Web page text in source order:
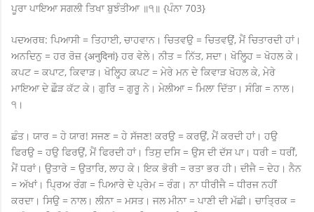
ਪੂਰਾ ਪਾਇਆ ਸਗਲੀ ਤਿਖਾ ਬੁਝੰਤੀਆ ॥੧॥ {ਪੰਨਾ 703}
ਪਦਅਰਥ: ਪਿਆਸੀ = ਤਿਹਾਈ, ਚਾਹਵਾਨ। ਚਿਤਵਉ = ਚਿਤਵਉਂ, ਮੈਂ ਚਿਤਾਰਦੀ ਹਾਂ।
ਅਨਦਿਨੁ = ਹਰ ਰੋਜ਼ {अनुदिनां} ਹਰ ਵੇਲੇ। ਨੀਤ = ਨਿੱਤ, ਸਦਾ। ਖੋਲ੍ਹ੍ਹਿ = ਖੋਹਲ ਕੇ।
ਕਪਟ = ਕਪਾਟ, ਕਿਵਾੜ। ਖੋਲ੍ਹ੍ਹਿ ਕਪਟ = ਮੇਰੇ ਮਨ ਦੇ ਕਿਵਾੜ ਖੋਹਲ ਕੇ, ਮੇਰੇ
ਮਾਇਆ ਦੇ ਛੌੜ ਕੱਟ ਕੇ। ਗੁਰਿ = ਗੁਰੂ ਨੇ। ਮੇਲੀਆ = ਮਿਲਾ ਦਿੱਤਾ। ਸੰਗਿ = ਨਾਲ।
੧।
ਛੰਤ। ਯਾਰ = ਹੇ ਯਾਰ! ਸਜਣ = ਹੇ ਸੱਜਣ! ਕਰਉ = ਕਰਉਂ, ਮੈਂ ਕਰਦੀ ਹਾਂ। ਹਉ
ਫਿਰਉ = ਹਉ ਫਿਰਉਂ, ਮੈਂ ਫਿਰਦੀ ਹਾਂ। ਤਿਸੁ ਦਸਿ = ਉਸ ਦੀ ਦੱਸ ਪਾ। ਧਰੀ = ਧਰੀਂ,
ਮੈਂ ਧਰਾਂ। ਉਤਾਰੇ = ਉਤਾਰਿ, ਲਾਹ ਕੇ। ਇਕ ਭੋਰੀ = ਰਤਾ ਭਰ ਹੀ। ਦੀਜੈ = ਦੇਹ। ਨੈਨ
= ਅੱਖਾਂ। ਪ੍ਰਿਅ ਰੰਗ = ਪਿਆਰੇ ਦੇ ਪ੍ਰੇਮ = ਰੰਗ। ਨਾ ਧੀਰੀਜੈ = ਧੀਰਜ ਨਹੀਂ
ਕਰਦਾ। ਸਿਉ = ਨਾਲ। ਲੀਨਾ = ਮਸਤ। ਜਲ ਮੀਨਾ = ਪਾਣੀ ਦੀ ਮੱਛੀ। ਚਾਤ੍ਰਿਕ =